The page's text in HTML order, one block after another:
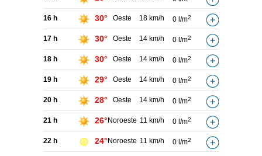
16 h 30° Oeste 18 km/h 0 l/m2
17 h 30° Oeste 14 km/h 0 l/m2
18 h 30° Oeste 14 km/h 0 l/m2
19 h 29° Oeste 14 km/h 0 l/m2
20 h 28° Oeste 14 km/h 0 l/m2
21 h 26° Noroeste 11 km/h 0 l/m2
22 h 24° Noroeste 11 km/h 0 l/m2